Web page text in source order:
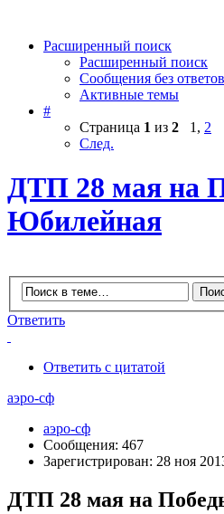
Расширенный поиск
Расширенный поиск
Сообщения без ответов
Активные темы
#
Страница 1 из 2 1 , 2
След.
ДТП 28 мая на
Юбилейная
Ответить
Ответить с цитатой
аэро-сф
аэро-сф
Сообщения: 467
Зарегистрирован: 28 ноя
ДТП 28 мая на